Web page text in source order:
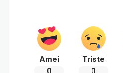
Amei
0
Triste
0